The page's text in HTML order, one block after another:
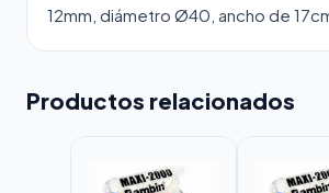
12mm, diámetro Ø40, ancho de
Productos relacionados